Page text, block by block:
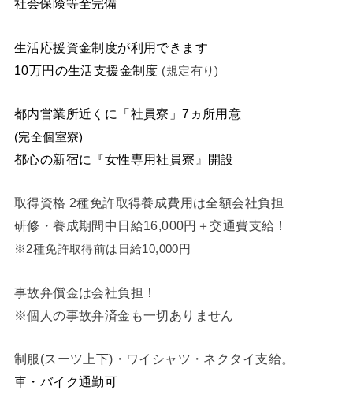
社会保険等全完備
生活応援資金制度が利用できます
10万円の生活支援金制度 (規定有り)
都内営業所近くに「社員寮」7ヵ所用意
(完全個室寮)
都心の新宿に『女性専用社員寮』開設
取得資格 2種免許取得養成費用は全額会社負担
研修・養成期間中日給16,000円＋交通費支給！
※2種免許取得前は日給10,000円
事故弁償金は会社負担！
※個人の事故弁済金も一切ありません
制服(スーツ上下)・ワイシャツ・ネクタイ支給。
車・バイク通勤可